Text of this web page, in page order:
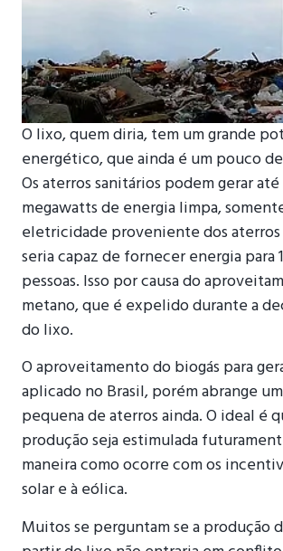
O lixo, quem diria, tem um grande
energético, que ainda é um pouco
Os aterros sanitários podem gerar
megawatts de energia limpa,
eletricidade proveniente dos
seria capaz de fornecer energia para
pessoas. Isso por causa do
metano, que é expelido durante a
do lixo.
O aproveitamento do biogás para
aplicado no Brasil, porém abrange
pequena de aterros ainda. O ideal é
produção seja estimulada
maneira como ocorre com os
solar e à eólica.
Muitos se perguntam se a produção